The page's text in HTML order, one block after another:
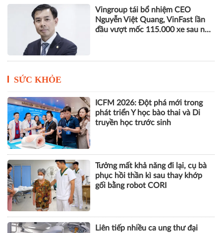
Vingroup tái bổ nhiệm CEO
Nguyễn Việt Quang, VinFast lần
đầu vượt mốc 115.000 xe sau nửa
SỨC KHỎE
ICFM 2026: Đột phá mới trong
phát triển Y học bào thai và Di
truyền học trước sinh
Tưởng mất khả năng đi lại, cụ bà
phục hồi thần kì sau thay khớp
gối bằng robot CORI
Liên tiếp nhiều ca ung thư đại